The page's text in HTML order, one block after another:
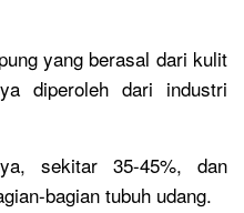
yang berasal dari kulit
diperoleh dari industri
sekitar 35-45%, dan
bagian tubuh udang.